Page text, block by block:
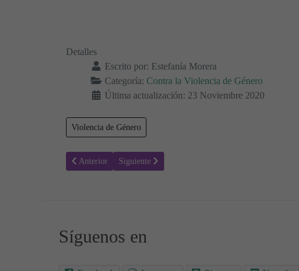
Detalles
Escrito por: Estefanía Morera
Categoría: Contra la Violencia de Género
Última actualización: 23 Noviembre 2020
Violencia de Género
Artículo anterior: Violencia de género - Actividades para la
Anterior Artículo siguiente: Violencia de género - Actividades
Siguiente
Síguenos en